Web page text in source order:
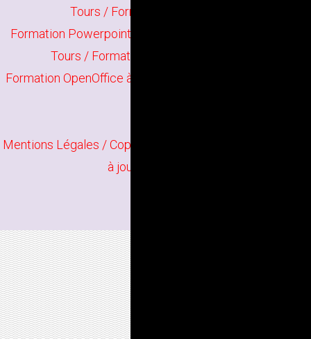
Tours / Formation Excel à Tours
Formation Powerpoint à Tours
Tours / Formation Google Apps à Tours
Formation OpenOffice à Tours
Mentions Légales / Copyright
à jour en juin 2026